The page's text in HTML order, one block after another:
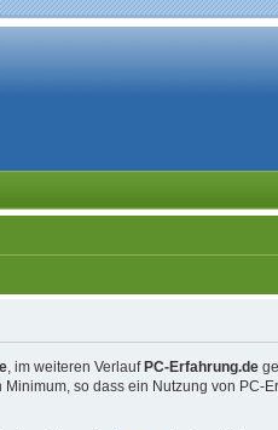
, im weiteren Verlauf PC-Erfahrung.de
so dass ein Nutzung von PC-